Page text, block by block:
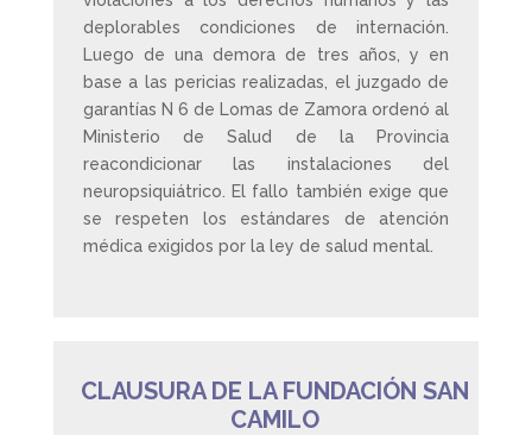
deplorables condiciones de internación.
Luego de una demora de tres años, y en
base a las pericias realizadas, el juzgado de
garantías N 6 de Lomas de Zamora ordenó al
Ministerio de Salud de la Provincia
reacondicionar las instalaciones del
neuropsiquiátrico. El fallo también exige que
se respeten los estándares de atención
médica exigidos por la ley de salud mental.
CLAUSURA DE LA FUNDACIÓN SAN
CAMILO